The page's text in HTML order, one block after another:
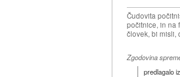
Čudovita
počitnice, in na
človek, bi misli,
Zgodovina
predlagalo